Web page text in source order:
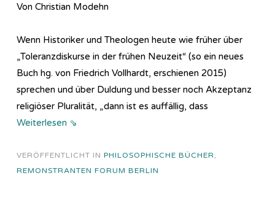
Von Christian Modehn
Wenn Historiker und Theologen heute wie früher über
„Toleranzdiskurse in der frühen Neuzeit“ (so ein neues
Buch hg. von Friedrich Vollhardt, erschienen 2015)
sprechen und über Duldung und besser noch Akzeptanz
religiöser Pluralität, „dann ist es auffällig, dass
Weiterlesen ⇘
VERÖFFENTLICHT IN PHILOSOPHISCHE BÜCHER,
REMONSTRANTEN FORUM BERLIN